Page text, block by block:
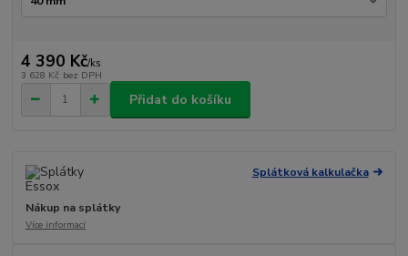
4 390 Kč/ks
3 628 Kč bez DPH
Přidat do košíku
Splátková kalkulačka
Nákup na splátky
Více informací